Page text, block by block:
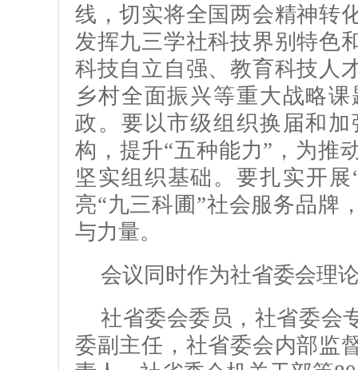
线，切实将全国两会精神转
发挥九三学社科技界别特色
科技自立自强、教育科技人
乡村全面振兴等重大战略
政。要以市级组织换届和
构，提升“五种能力”，为推
坚实组织基础。要扎实开
亮“九三科圃”社会服务品牌
与力量。
会议同时作为社省委会理
社省委会委员，社省委会
委副主任，社省委会内部监